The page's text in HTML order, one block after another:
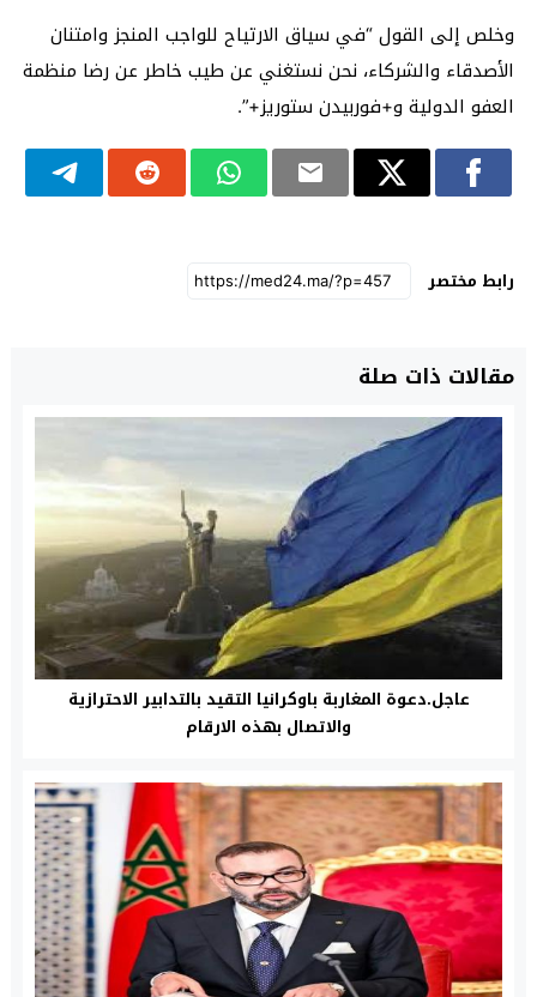
وخلص إلى القول “في سياق الارتياح للواجب المنجز وامتنان
الأصدقاء والشركاء، نحن نستغني عن طيب خاطر عن رضا منظمة
العفو الدولية و+فوربيدن ستوريز+”.
رابط مختصر
مقالات ذات صلة
عاجل.دعوة المغاربة باوكرانيا التقيد بالتدابير الاحترازية
والاتصال بهذه الارقام